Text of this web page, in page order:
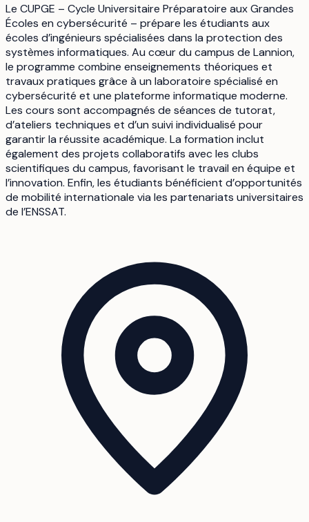
Le CUPGE – Cycle Universitaire Préparatoire aux Grandes
Écoles en cybersécurité – prépare les étudiants aux
écoles d’ingénieurs spécialisées dans la protection des
systèmes informatiques. Au cœur du campus de Lannion,
le programme combine enseignements théoriques et
travaux pratiques grâce à un laboratoire spécialisé en
cybersécurité et une plateforme informatique moderne.
Les cours sont accompagnés de séances de tutorat,
d’ateliers techniques et d’un suivi individualisé pour
garantir la réussite académique. La formation inclut
également des projets collaboratifs avec les clubs
scientifiques du campus, favorisant le travail en équipe et
l’innovation. Enfin, les étudiants bénéficient d’opportunités
de mobilité internationale via les partenariats universitaires
de l’ENSSAT.